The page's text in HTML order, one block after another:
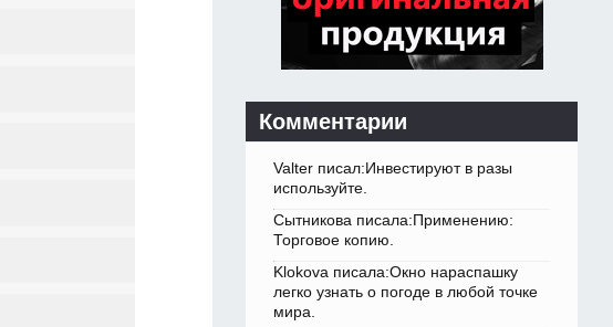
Комментарии
Valter писал:Инвестируют в разы
используйте.
Сытникова писала:Применению:
Торговое копию.
Klokova писала:Окно нараспашку
легко узнать о погоде в любой точке
мира.